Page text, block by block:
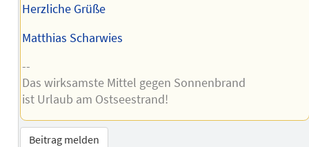
Herzliche Grüße
Matthias Scharwies
--
Das wirksamste Mittel gegen Sonnenbrand
ist Urlaub am Ostseestrand!
Beitrag melden